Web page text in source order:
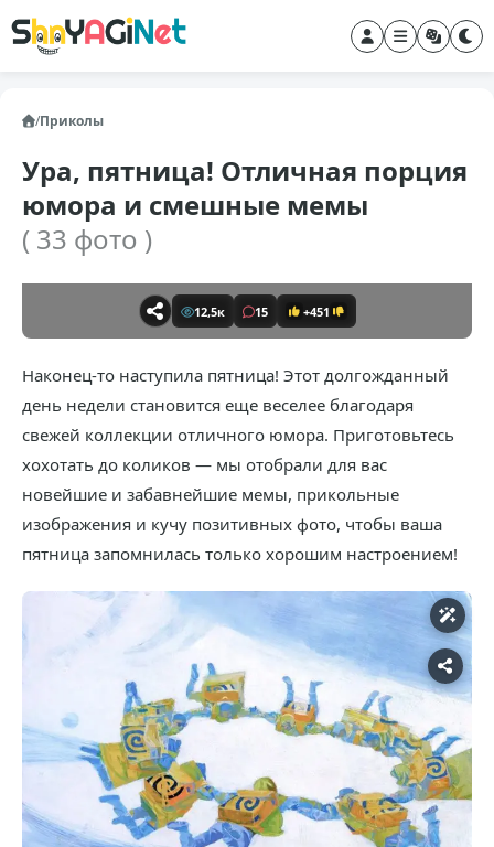
/Приколы
Ура, пятница! Отличная порция
юмора и смешные мемы
( 33 фото )
12,5к 15 +451
Наконец-то наступила пятница! Этот долгожданный
день недели становится еще веселее благодаря
свежей коллекции отличного юмора. Приготовьтесь
хохотать до коликов — мы отобрали для вас
новейшие и забавнейшие мемы, прикольные
изображения и кучу позитивных фото, чтобы ваша
пятница запомнилась только хорошим настроением!